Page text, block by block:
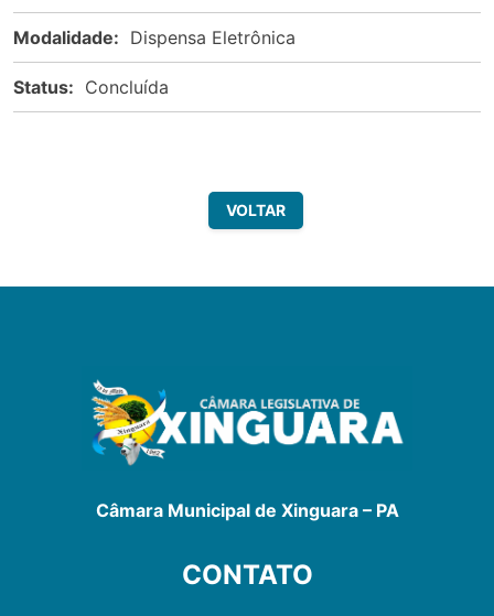
Modalidade: Dispensa Eletrônica
Status: Concluída
VOLTAR
Câmara Municipal de Xinguara – PA
CONTATO